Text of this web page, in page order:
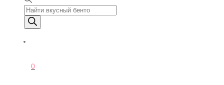
Поиск товаров
0